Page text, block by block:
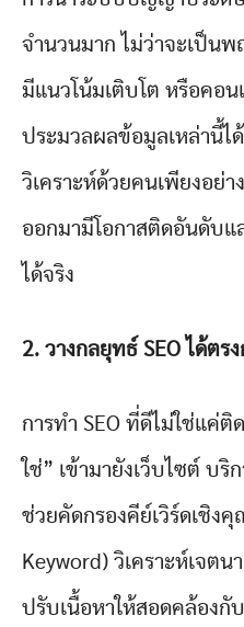
จำนวนมาก ไม่ว่าจะเป็นพ
มีแนวโน้มเติบโต หรือคอ
ประมวลผลข้อมูลเหล่านี้ไ
วิเคราะห์ด้วยคนเพียงอย่า
ออกมามีโอกาสติดอันดับแ
ได้จริง
2. วางกลยุทธ์ SEO ได้ตร
การทำ SEO ที่ดีไม่ใช่แค่
ใช่” เข้ามายังเว็บไซต์ บริ
ช่วยคัดกรองคีย์เวิร์ดเชิง
Keyword) วิเคราะห์เจต
ปรับเนื้อหาให้สอดคล้องกั